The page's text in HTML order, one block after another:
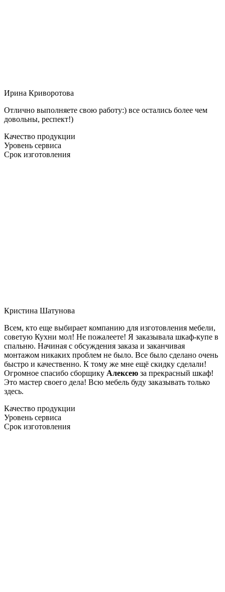
Ирина Криворотова
Отлично выполняете свою работу:) все остались более чем
довольны, респект!)
Качество продукции
Уровень сервиса
Срок изготовления
Кристина Шатунова
Всем, кто еще выбирает компанию для изготовления мебели,
советую Кухни мол! Не пожалеете! Я заказывала шкаф-купе в
спальню. Начиная с обсуждения заказа и заканчивая
монтажом никаких проблем не было. Все было сделано очень
быстро и качественно. К тому же мне ещё скидку сделали!
Огромное спасибо сборщику Алексею за прекрасный шкаф!
Это мастер своего дела! Всю мебель буду заказывать только
здесь.
Качество продукции
Уровень сервиса
Срок изготовления